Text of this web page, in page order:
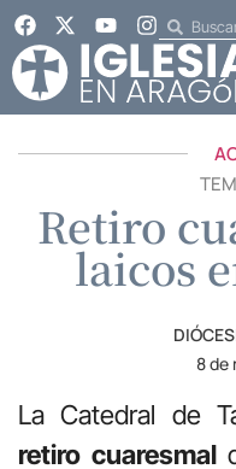
Retiro
laicos
8 de
La Catedral de
retiro cuaresmal